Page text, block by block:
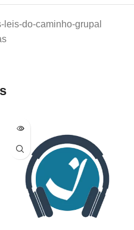
do-caminho-grupal